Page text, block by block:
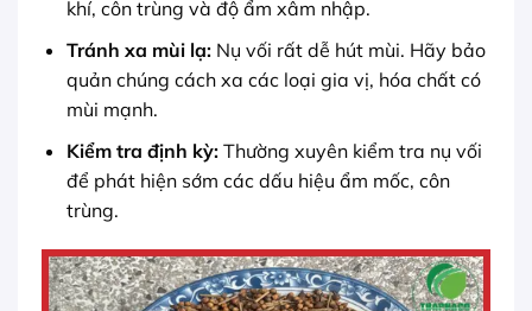
khí, côn trùng và độ ẩm xâm nhập.
Tránh xa mùi lạ:Nụ vối rất dễ hút mùi. Hãy bảo
quản chúng cách xa các loại gia vị, hóa chất có
mùi mạnh.
Kiểm tra định kỳ:Thường xuyên kiểm tra nụ vối
để phát hiện sớm các dấu hiệu ẩm mốc, côn
trùng.